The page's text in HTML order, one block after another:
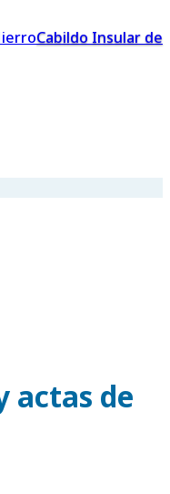
Cabildo Insular de
actas de